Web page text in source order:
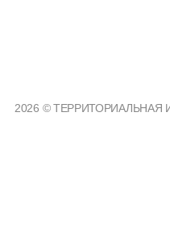
2026 © ТЕРРИТОРИАЛЬНАЯ